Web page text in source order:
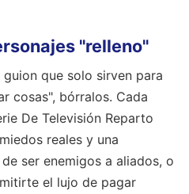
"relleno"
que solo sirven para
cosas", bórralos. Cada
De Televisión Reparto
reales y una
ser enemigos a aliados, o
el lujo de pagar